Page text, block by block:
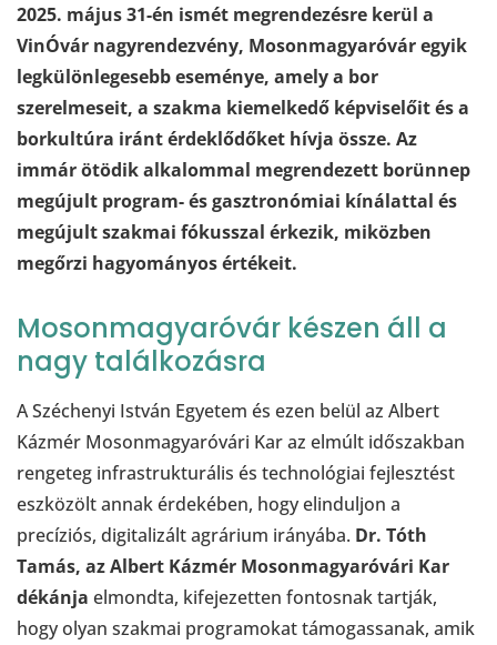
2025. május 31-én ismét megrendezésre kerül a
VinÓvár nagyrendezvény, Mosonmagyaróvár egyik
legkülönlegesebb eseménye, amely a bor
szerelmeseit, a szakma kiemelkedő képviselőit és a
borkultúra iránt érdeklődőket hívja össze. Az
immár ötödik alkalommal megrendezett borünnep
megújult program- és gasztronómiai kínálattal és
megújult szakmai fókusszal érkezik, miközben
megőrzi hagyományos értékeit.
Mosonmagyaróvár készen áll a
nagy találkozásra
A Széchenyi István Egyetem és ezen belül az Albert
Kázmér Mosonmagyaróvári Kar az elmúlt időszakban
rengeteg infrastrukturális és technológiai fejlesztést
eszközölt annak érdekében, hogy elinduljon a
precíziós, digitalizált agrárium irányába. Dr. Tóth
Tamás, az Albert Kázmér Mosonmagyaróvári Kar
dékánja elmondta, kifejezetten fontosnak tartják,
hogy olyan szakmai programokat támogassanak, amik